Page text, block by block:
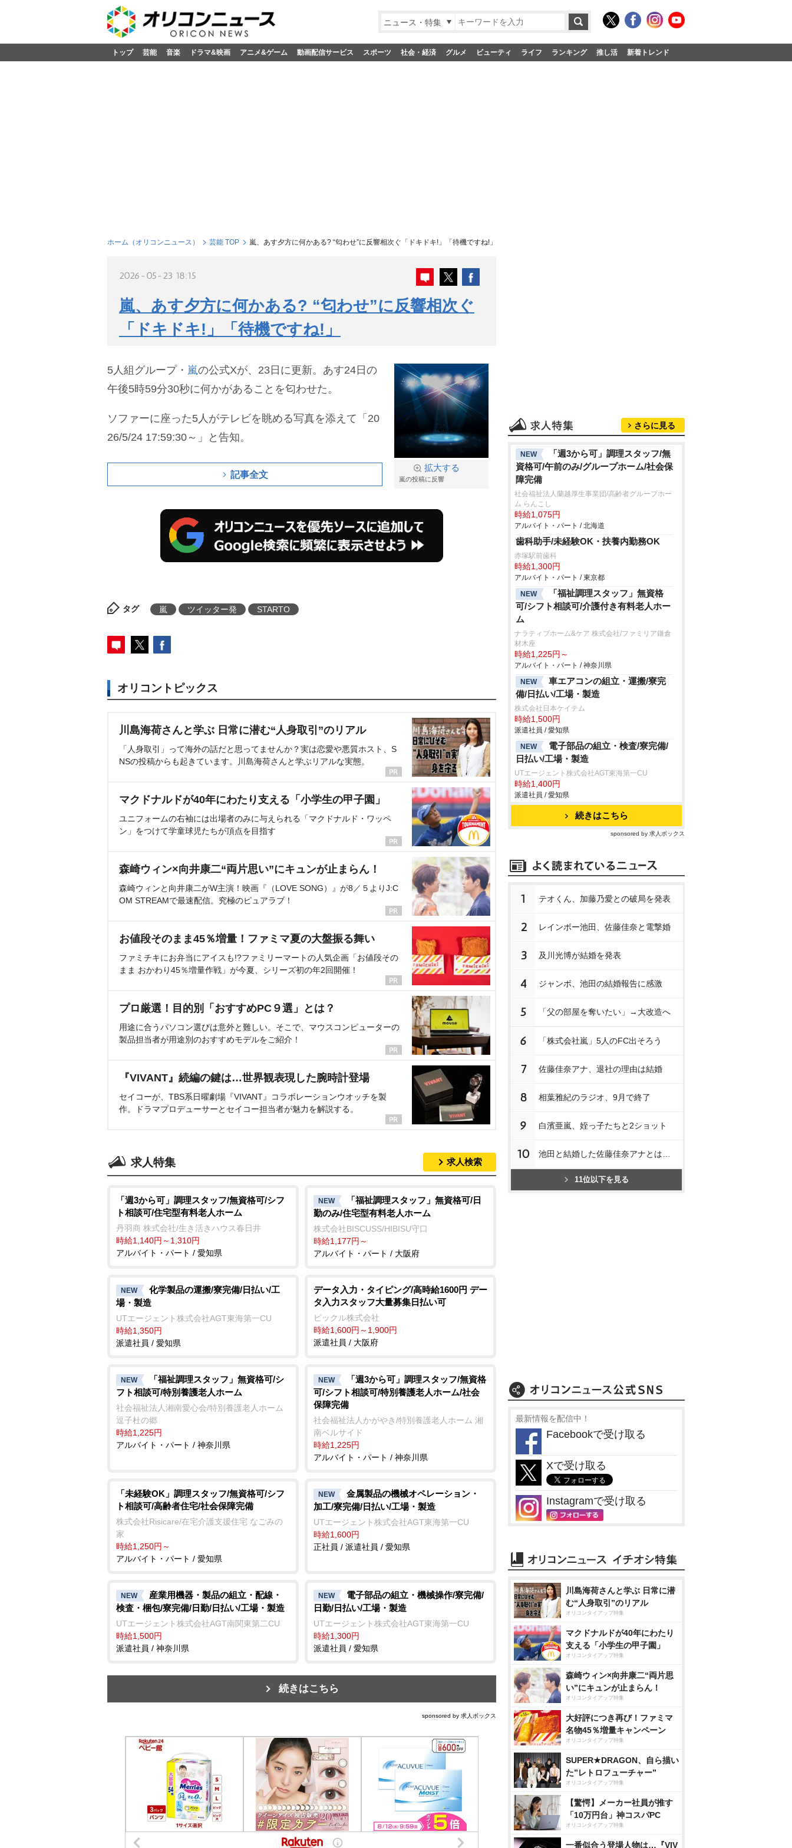
ニュース・特集
トップ 芸能 音楽 ドラマ&映画 アニメ&ゲーム 動画配信サービス スポーツ 社会・経済 グルメ ビューティ ライフ ランキング 推し活 新着トレンド
ホーム（オリコンニュース） 芸能 TOP 嵐、あす夕方に何かある? “匂わせ”に反響相次ぐ「ドキドキ!」「待機ですね!」
2026-05-23 18:15
嵐、あす夕方に何かある? “匂わせ”に反響相次ぐ
「ドキドキ!」「待機ですね!」
拡大する
嵐の投稿に反響
5人組グループ・ 嵐の公式Xが、23日に更新。あす24日の
午後5時59分30秒に何かがあることを匂わせた。
ソファーに座った5人がテレビを眺める写真を添えて「20
26/5/24 17:59:30～」と告知。
記事全文
タグ 嵐 ツイッター発 STARTO
オリコントピックス
川島海荷さんと学ぶ 日常に潜む“人身取引”のリアル
「人身取引」って海外の話だと思ってませんか？実は恋愛や悪質ホスト、S
NSの投稿からも起きています。川島海荷さんと学ぶリアルな実態。
マクドナルドが40年にわたり支える「小学生の甲子園」
ユニフォームの右袖には出場者のみに与えられる「マクドナルド・ワッペ
ン」をつけて学童球児たちが頂点を目指す
森崎ウィン×向井康二“両片思い”にキュンが止まらん！
森崎ウィンと向井康二がW主演！映画『（LOVE SONG）』が8／５よりJ:C
OM STREAMで最速配信。究極のピュアラブ！
お値段そのまま45％増量！ファミマ夏の大盤振る舞い
ファミチキにお弁当にアイスも!?ファミリーマートの人気企画「お値段その
まま おかわり45％増量作戦」が今夏、シリーズ初の年2回開催！
プロ厳選！目的別「おすすめPC９選」とは？
用途に合うパソコン選びは意外と難しい。そこで、マウスコンピューターの
製品担当者が用途別のおすすめモデルをご紹介！
『VIVANT』続編の鍵は…世界観表現した腕時計登場
セイコーが、TBS系日曜劇場『VIVANT』コラボレーションウオッチを製
作。ドラマプロデューサーとセイコー担当者が魅力を解説する。
求人特集 求人検索
「週3から可」調理スタッフ/無資格可/シフ
ト相談可/住宅型有料老人ホーム
丹羽商 株式会社/生き活きハウス春日井
時給1,140円～1,310円
アルバイト・パート / 愛知県
NEW
「福祉調理スタッフ」無資格可/日
勤のみ/住宅型有料老人ホーム
株式会社BISCUSS/HIBISU守口
時給1,177円～
アルバイト・パート / 大阪府
NEW
化学製品の運搬/寮完備/日払い/工
場・製造
UTエージェント株式会社AGT東海第一CU
時給1,350円
派遣社員 / 愛知県
データ入力・タイピング/高時給1600円 デー
タ入力スタッフ大量募集日払い可
ピックル株式会社
時給1,600円～1,900円
派遣社員 / 大阪府
NEW
「福祉調理スタッフ」無資格可/シ
フト相談可/特別養護老人ホーム
社会福祉法人湘南愛心会/特別養護老人ホーム
逗子杜の郷
時給1,225円
アルバイト・パート / 神奈川県
NEW
「週3から可」調理スタッフ/無資格
可/シフト相談可/特別養護老人ホーム/社会
保障完備
社会福祉法人かがやき/特別養護老人ホーム 湘
南ベルサイド
時給1,225円
アルバイト・パート / 神奈川県
「未経験OK」調理スタッフ/無資格可/シフ
ト相談可/高齢者住宅/社会保障完備
株式会社Risicare/在宅介護支援住宅 なごみの
家
時給1,250円～
アルバイト・パート / 愛知県
NEW
金属製品の機械オペレーション・
加工/寮完備/日払い/工場・製造
UTエージェント株式会社AGT東海第一CU
時給1,600円
正社員 / 派遣社員 / 愛知県
NEW
産業用機器・製品の組立・配線・
検査・梱包/寮完備/日勤/日払い/工場・製造
UTエージェント株式会社AGT南関東第二CU
時給1,500円
派遣社員 / 神奈川県
NEW
電子部品の組立・機械操作/寮完備/
日勤/日払い/工場・製造
UTエージェント株式会社AGT東海第一CU
時給1,300円
派遣社員 / 愛知県
続きはこちら
sponsored by 求人ボックス
さらに見る
NEW
「週3から可」調理スタッフ/無
資格可/午前のみ/グループホーム/社会保
障完備
社会福祉法人蘭越厚生事業団/高齢者グループホー
ム らんこし
時給1,075円
アルバイト・パート / 北海道
歯科助手/未経験OK・扶養内勤務OK
赤塚駅前歯科
時給1,300円
アルバイト・パート / 東京都
NEW
「福祉調理スタッフ」無資格
可/シフト相談可/介護付き有料老人ホー
ム
ナラティブホーム&ケア 株式会社/ファミリア鎌倉
材木座
時給1,225円～
アルバイト・パート / 神奈川県
NEW
車エアコンの組立・運搬/寮完
備/日払い/工場・製造
株式会社日本ケイテム
時給1,500円
派遣社員 / 愛知県
NEW
電子部品の組立・検査/寮完備/
日払い/工場・製造
UTエージェント株式会社AGT東海第一CU
時給1,400円
派遣社員 / 愛知県
続きはこちら
sponsored by 求人ボックス
1 テオくん、加藤乃愛との破局を発表
2 レインボー池田、佐藤佳奈と電撃婚
3 及川光博が結婚を発表
4 ジャンボ、池田の結婚報告に感激
5 「父の部屋を奪いたい」→大改造へ
6 「株式会社嵐」5人のFC出そろう
7 佐藤佳奈アナ、退社の理由は結婚
8 相葉雅紀のラジオ、9月で終了
9 白濱亜嵐、姪っ子たちと2ショット
10 池田と結婚した佐藤佳奈アナとは…
11位以下を見る
最新情報を配信中！
Facebookで受け取る
Xで受け取る
Instagramで受け取る
川島海荷さんと学ぶ 日常に潜
む“人身取引”のリアル
オリコンタイアップ特集
マクドナルドが40年にわたり
支える「小学生の甲子園」
オリコンタイアップ特集
森崎ウィン×向井康二“両片思
い”にキュンが止まらん！
オリコンタイアップ特集
大好評につき再び！ファミマ
名物45％増量キャンペーン
オリコンタイアップ特集
SUPER★DRAGON、自ら描い
た”レトロフューチャー”
オリコンタイアップ特集
【驚愕】メーカー社員が推す
「10万円台」神コスパPC
オリコンタイアップ特集
一番似合う登場人物は…『VIV